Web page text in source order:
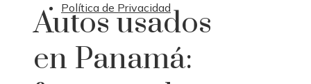
Política de Privacidad
Autos usados
en Panamá: